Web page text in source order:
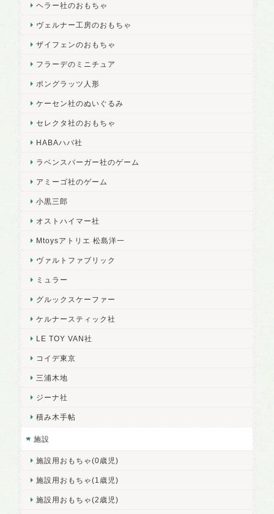
ヘラー社のおもちゃ
ヴェルナー工房のおもちゃ
ザイフェンのおもちゃ
フラーデのミニチュア
ポングラッツ人形
ケーセン社のぬいぐるみ
セレクタ社のおもちゃ
HABAハバ社
ラベンスバーガー社のゲーム
アミーゴ社のゲーム
小黒三郎
オストハイマー社
Mtoysアトリエ 松島洋一
ヴァルトファブリック
ミュラー
グルックスケーファー
ケルナースティック社
LE TOY VAN社
コイデ東京
三浦木地
ジーナ社
積み木手帖
施設
施設用おもちゃ(0歳児)
施設用おもちゃ(1歳児)
施設用おもちゃ(2歳児)